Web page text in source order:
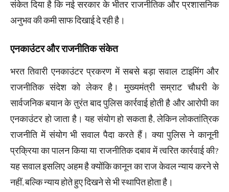
संकेत दिया है कि नई सरकार के भीतर राजनीतिक और प्रशासनिक
अनुभव की कमी साफ दिखाई दे रही है।
एनकाउंटर और राजनीतिक संकेत
भरत तिवारी एनकाउंटर प्रकरण में सबसे बड़ा सवाल टाइमिंग और
राजनीतिक संदेश को लेकर है। मुख्यमंत्री सम्राट चौधरी के
सार्वजनिक बयान के तुरंत बाद पुलिस कार्रवाई होती है और आरोपी का
एनकाउंटर हो जाता है। यह संयोग हो सकता है, लेकिन लोकतांत्रिक
राजनीति में संयोग भी सवाल पैदा करते हैं। क्या पुलिस ने कानूनी
प्रक्रिया का पालन किया या राजनीतिक दबाव में त्वरित कार्रवाई की?
यह सवाल इसलिए अहम है क्योंकि कानून का राज केवल न्याय करने से
नहीं, बल्कि न्याय होते हुए दिखने से भी स्थापित होता है।